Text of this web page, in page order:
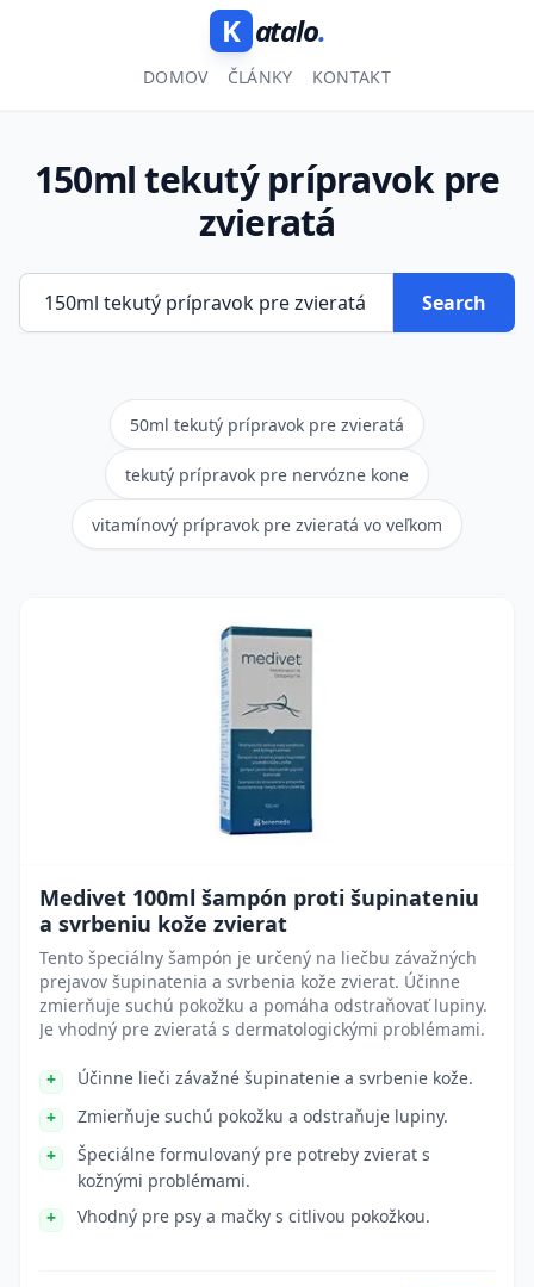
K atalo.
DOMOV ČLÁNKY KONTAKT
150ml tekutý prípravok pre
zvieratá
Search
50ml tekutý prípravok pre zvieratá
tekutý prípravok pre nervózne kone
vitamínový prípravok pre zvieratá vo veľkom
Medivet 100ml šampón proti šupinateniu
a svrbeniu kože zvierat
Tento špeciálny šampón je určený na liečbu závažných
prejavov šupinatenia a svrbenia kože zvierat. Účinne
zmierňuje suchú pokožku a pomáha odstraňovať lupiny.
Je vhodný pre zvieratá s dermatologickými problémami.
Účinne lieči závažné šupinatenie a svrbenie kože.
Zmierňuje suchú pokožku a odstraňuje lupiny.
Špeciálne formulovaný pre potreby zvierat s
kožnými problémami.
Vhodný pre psy a mačky s citlivou pokožkou.